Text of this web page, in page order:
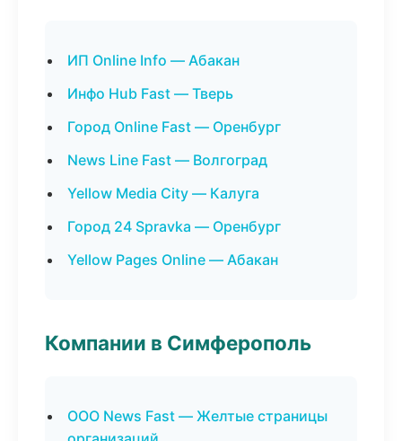
ИП Online Info — Абакан
Инфо Hub Fast — Тверь
Город Online Fast — Оренбург
News Line Fast — Волгоград
Yellow Media City — Калуга
Город 24 Spravka — Оренбург
Yellow Pages Online — Абакан
Компании в Симферополь
ООО News Fast — Желтые страницы